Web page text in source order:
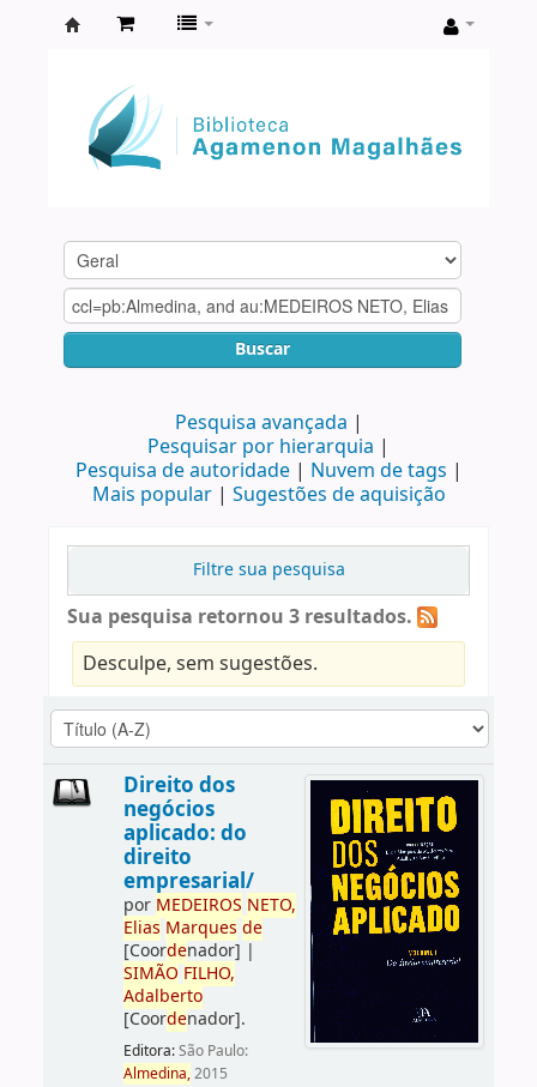
Agamenon
Magalhães
Buscar
Pesquisa avançada
Pesquisar por hierarquia
Pesquisa de autoridade
Nuvem de tags
Mais popular
Sugestões de aquisição
Filtre sua pesquisa
Sua pesquisa retornou 3 resultados.
Desculpe, sem sugestões.
Direito dos
negócios
aplicado: do
direito
empresarial/
por MEDEIROS NETO,
Elias Marques de
[Coordenador] |
SIMÃO FILHO,
Adalberto
[Coordenador].
Editora:São Paulo:
Almedina,2015